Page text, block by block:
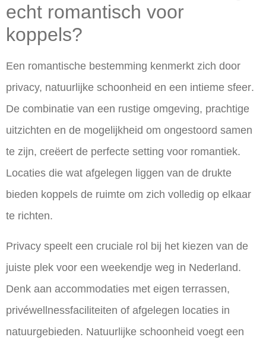
echt romantisch voor
koppels?
Een romantische bestemming kenmerkt zich door
privacy, natuurlijke schoonheid en een intieme sfeer.
De combinatie van een rustige omgeving, prachtige
uitzichten en de mogelijkheid om ongestoord samen
te zijn, creëert de perfecte setting voor romantiek.
Locaties die wat afgelegen liggen van de drukte
bieden koppels de ruimte om zich volledig op elkaar
te richten.
Privacy speelt een cruciale rol bij het kiezen van de
juiste plek voor een weekendje weg in Nederland.
Denk aan accommodaties met eigen terrassen,
privéwellnessfaciliteiten of afgelegen locaties in
natuurgebieden. Natuurlijke schoonheid voegt een